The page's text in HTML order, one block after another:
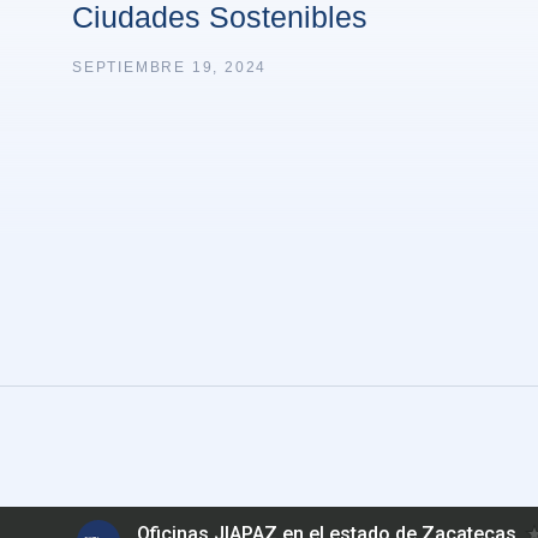
Ciudades Sostenibles
SEPTIEMBRE 19, 2024